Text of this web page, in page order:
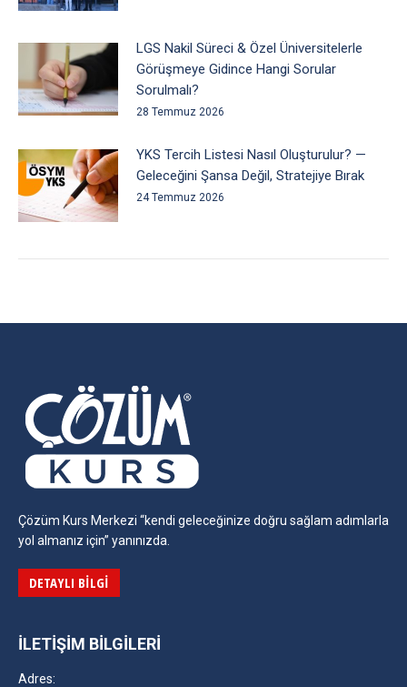
LGS Nakil Süreci & Özel Üniversitelerle
Görüşmeye Gidince Hangi Sorular
Sorulmalı?
28 Temmuz 2026
YKS Tercih Listesi Nasıl Oluşturulur? —
Geleceğini Şansa Değil, Stratejiye Bırak
24 Temmuz 2026
Çözüm Kurs Merkezi “kendi geleceğinize doğru sağlam adımlarla
yol almanız için” yanınızda.
DETAYLI BILGI
İLETIŞIM BILGILERI
Adres: